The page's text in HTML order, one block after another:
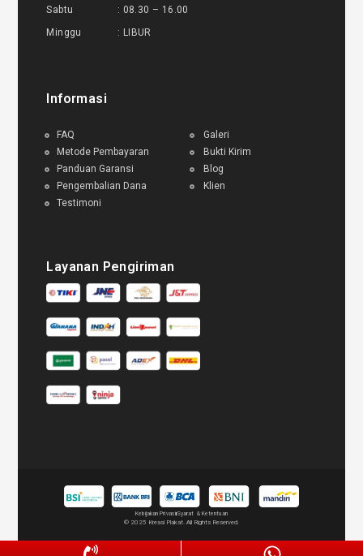
Sabtu : 08.30 – 16.00
Minggu : LIBUR
Informasi
FAQ
Metode Pembayaran
Panduan Garansi
Pengembalian Dana
Testimoni
Galeri
Bukti Kirim
Blog
Klien
Layanan Pengiriman
Kebijakan PrivasiSyarat & Ketentuan
© 2025 Kreasi Plakat. All Rights Reserved.